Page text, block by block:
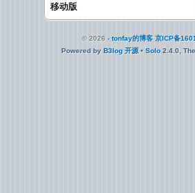
移动版
© 2026 -tonfay的博客 京ICP备
Powered by B3log 开源• Solo2.4.0,